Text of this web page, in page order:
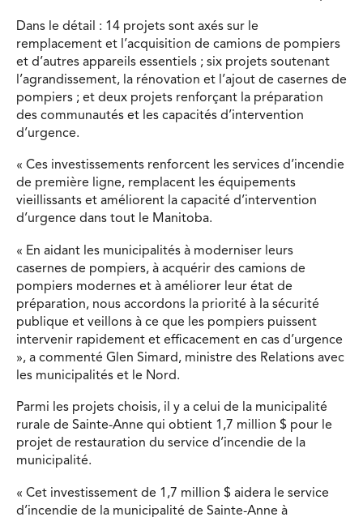
Dans le détail : 14 projets sont axés sur le
remplacement et l’acquisition de camions de pompiers
et d’autres appareils essentiels ; six projets soutenant
l’agrandissement, la rénovation et l’ajout de casernes de
pompiers ; et deux projets renforçant la préparation
des communautés et les capacités d’intervention
d’urgence.
« Ces investissements renforcent les services d’incendie
de première ligne, remplacent les équipements
vieillissants et améliorent la capacité d’intervention
d’urgence dans tout le Manitoba.
« En aidant les municipalités à moderniser leurs
casernes de pompiers, à acquérir des camions de
pompiers modernes et à améliorer leur état de
préparation, nous accordons la priorité à la sécurité
publique et veillons à ce que les pompiers puissent
intervenir rapidement et efficacement en cas d’urgence
», a commenté Glen Simard, ministre des Relations avec
les municipalités et le Nord.
Parmi les projets choisis, il y a celui de la municipalité
rurale de Sainte-Anne qui obtient 1,7 million $ pour le
projet de restauration du service d’incendie de la
municipalité.
« Cet investissement de 1,7 million $ aidera le service
d’incendie de la municipalité de Sainte-Anne à